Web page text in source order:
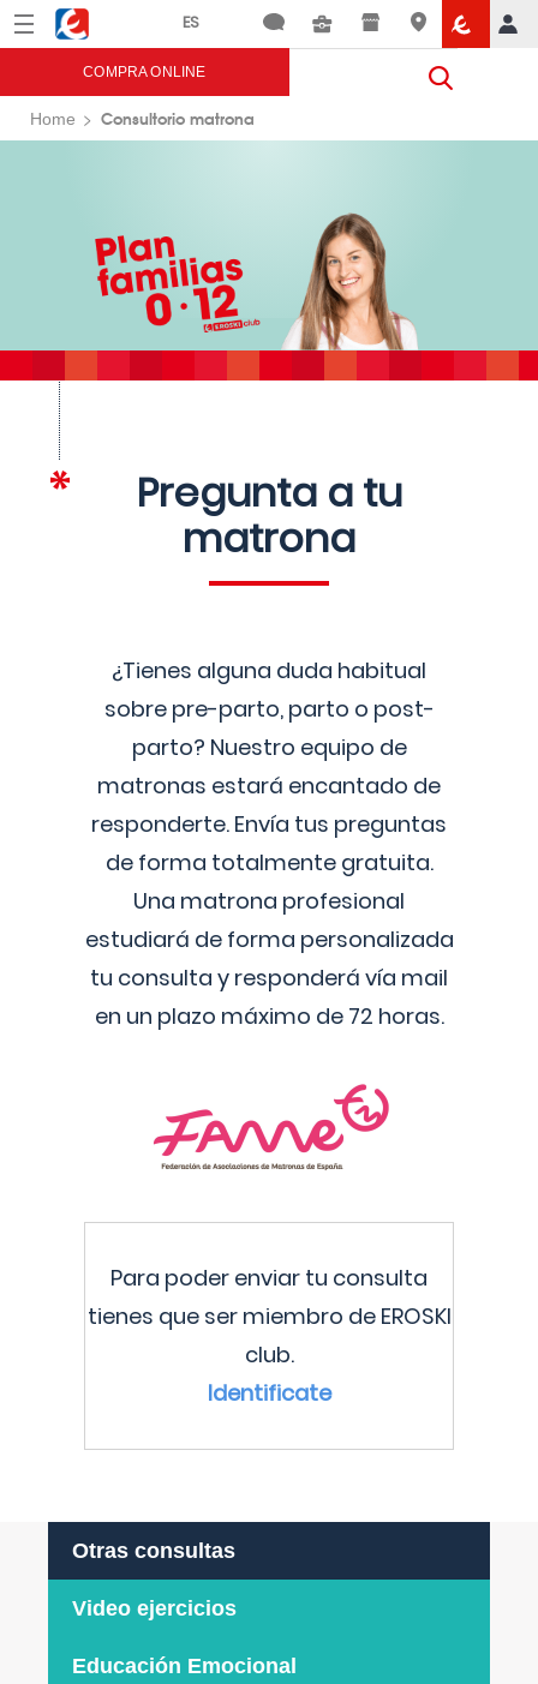
Menú Eroski
COMPRA ONLINE
Home Consultorio matrona
Pregunta a tu
matrona
¿Tienes alguna duda habitual
sobre pre-parto, parto o post-
parto? Nuestro equipo de
matronas estará encantado de
responderte. Envía tus preguntas
de forma totalmente gratuita.
Una matrona profesional
estudiará de forma personalizada
tu consulta y responderá vía mail
en un plazo máximo de 72 horas.
Para poder enviar tu consulta
tienes que ser miembro de EROSKI
club.
Identificate
Otras consultas
Video ejercicios
Educación Emocional